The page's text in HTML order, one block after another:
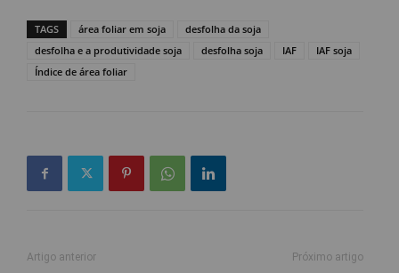
TAGS área foliar em soja
desfolha da soja
desfolha e a produtividade soja
desfolha soja IAF
IAF soja
Índice de área foliar
Artigo anterior Próximo artigo